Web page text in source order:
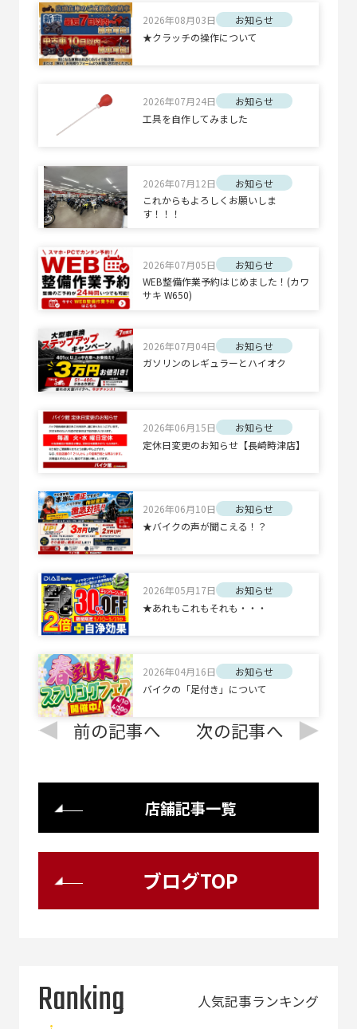
2026年08月03日
お知らせ
★クラッチの操作について
2026年07月24日
お知らせ
工具を自作してみました
2026年07月12日
お知らせ
これからもよろしくお願いしま
す！！！
2026年07月05日
お知らせ
WEB整備作業予約はじめました！(カワ
サキ W650)
2026年07月04日
お知らせ
ガソリンのレギュラーとハイオク
2026年06月15日
お知らせ
定休日変更のお知らせ【長崎時津店】
2026年06月10日
お知らせ
★バイクの声が聞こえる！？
2026年05月17日
お知らせ
★あれもこれもそれも・・・
2026年04月16日
お知らせ
バイクの「足付き」について
前の記事へ
店舗記事一覧
次の記事へ
ブログTOP
Ranking 人気記事ランキング